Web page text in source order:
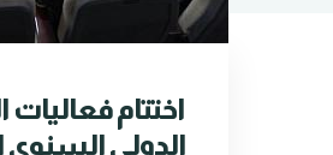
اختتام فعاليات